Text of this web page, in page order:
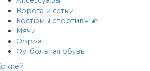
Ворота и сетки
Костюмы спортивные
Мячи
Форма
Футбольная обувь